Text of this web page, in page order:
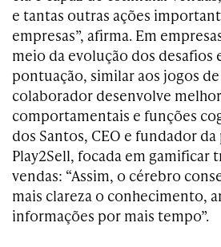
e tantas outras ações
empresas”, afirma. Em
meio da evolução dos desafios
pontuação, similar aos jogos
colaborador desenvolve
comportamentais e funções
dos Santos, CEO e fundador
Play2Sell, focada em gamificar
vendas: “Assim, o cérebro
mais clareza o conhecimento,
informações por mais tempo”.